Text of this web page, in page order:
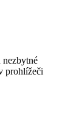
nezbytné
prohlížeči